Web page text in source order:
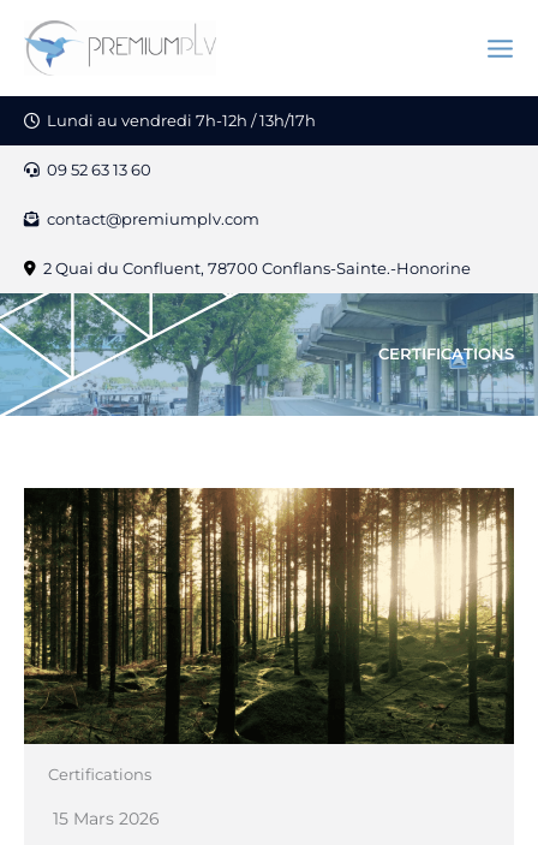
contenu
Lundi au vendredi 7h-12h / 13h/17h
09 52 63 13 60
contact@premiumplv.com
2 Quai du Confluent, 78700 Conflans-Sainte.-Honorine
CERTIFICATIONS
Certifications
15 Mars 2026